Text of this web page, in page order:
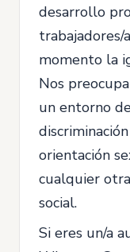
desarrollo
trabajadores/
momento la
Nos
un entorno
orientación
cualquier
social.
Si eres un/a